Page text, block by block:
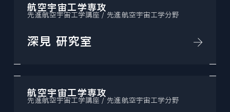
航空宇宙工学専攻
先進航空宇宙工学講座 / 先進航空宇宙工学分野
深見 研究室
航空宇宙工学専攻
先進航空宇宙工学講座 / 先進航空宇宙工学分野